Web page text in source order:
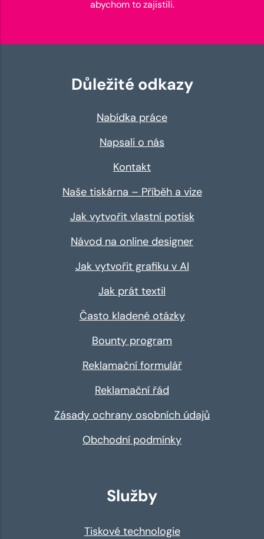
abychom to zajistili.
Důležité odkazy
Nabídka práce
Napsali o nás
Kontakt
Naše tiskárna – Příběh a vize
Jak vytvořit vlastní potisk
Návod na online designer
Jak vytvořit grafiku v AI
Jak prát textil
Často kladené otázky
Bounty program
Reklamační formulář
Reklamační řád
Zásady ochrany osobních údajů
Obchodní podmínky
Služby
Tiskové technologie